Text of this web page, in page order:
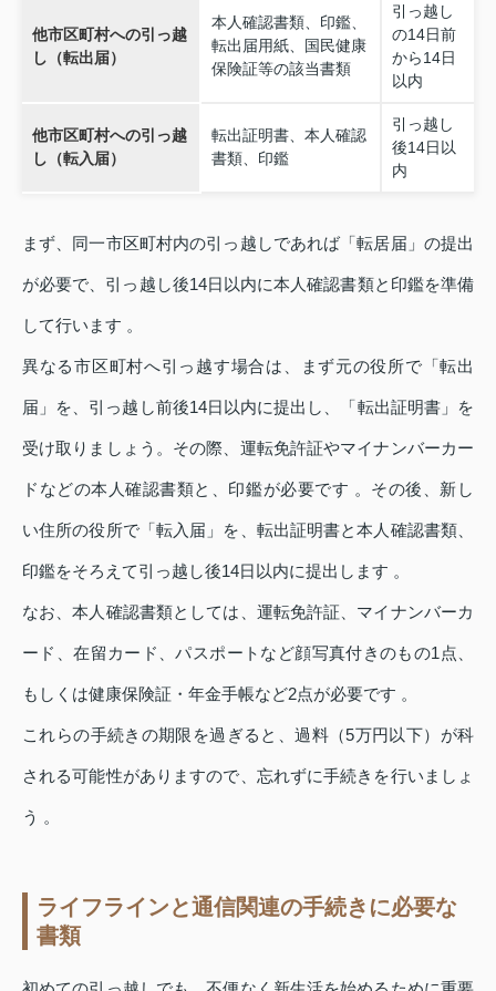
他市区町村への引っ越
し（転出届）
本人確認書類、印鑑、
転出届用紙、国民健康
保険証等の該当書類
引っ越し
の14日前
から14日
以内
他市区町村への引っ越
し（転入届）
転出証明書、本人確認
書類、印鑑
引っ越し
後14日以
内
まず、同一市区町村内の引っ越しであれば「転居届」の提出
が必要で、引っ越し後14日以内に本人確認書類と印鑑を準備
して行います 。
異なる市区町村へ引っ越す場合は、まず元の役所で「転出
届」を、引っ越し前後14日以内に提出し、「転出証明書」を
受け取りましょう。その際、運転免許証やマイナンバーカー
ドなどの本人確認書類と、印鑑が必要です 。その後、新し
い住所の役所で「転入届」を、転出証明書と本人確認書類、
印鑑をそろえて引っ越し後14日以内に提出します 。
なお、本人確認書類としては、運転免許証、マイナンバーカ
ード、在留カード、パスポートなど顔写真付きのもの1点、
もしくは健康保険証・年金手帳など2点が必要です 。
これらの手続きの期限を過ぎると、過料（5万円以下）が科
される可能性がありますので、忘れずに手続きを行いましょ
う 。
ライフラインと通信関連の手続きに必要な
書類